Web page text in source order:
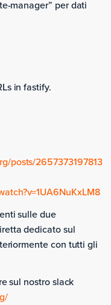
manager” per dati
in fastify.
posts/2657373197813
sulle due
dedicato sul
con tutti gli
sul nostro slack